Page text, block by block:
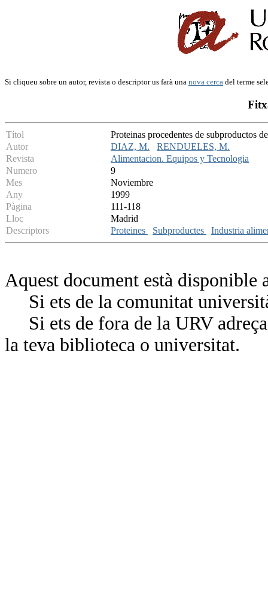
Si cliqueu sobre un autor, revista o descriptor us farà una nova cerca del terme
Títol
Proteinas procedentes de subproductos
Autor
DIAZ, M.
RENDUELES, M.
Revista
Alimentacion. Equipos y Tecnologia
Numero
9
Mes
Noviembre
Any
1999
Pàgina
111-118
Lloc
Madrid
Descriptors
Proteines Subproductes Industria
Aquest document està
Si ets de la comunitat
Si ets de fora de la URV
la teva biblioteca o universitat.